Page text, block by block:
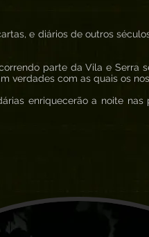
e diários de outros
parte da Vila e Serra
verdades com as quais os
enriquecerão a noite nas